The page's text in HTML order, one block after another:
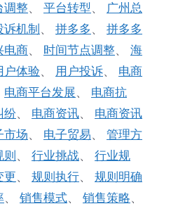
调整、 平台转型、 广州总
诉机制 、 拼多多 、 拼多多
电商、 时间节点调整、 海
户体验、 用户投诉、 电商
电商平台发展、 电商抗
纷、 电商资讯、 电商资讯
市场、 电子贸易、 管理方
、 行业挑战、 行业规
更、 规则执行、 规则明确
、 销售模式、 销售策略、